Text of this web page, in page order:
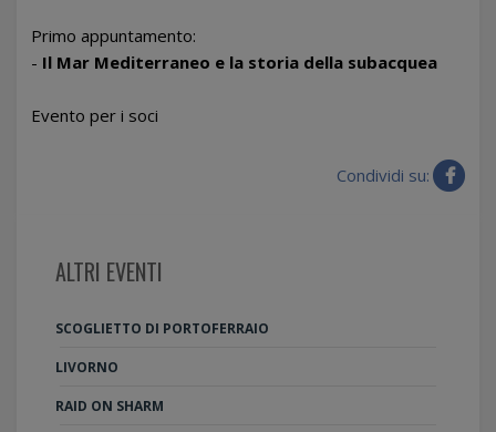
Primo appuntamento:
- Il Mar Mediterraneo e la storia della subacquea
Evento per i soci
Condividi su:
ALTRI EVENTI
SCOGLIETTO DI PORTOFERRAIO
LIVORNO
RAID ON SHARM